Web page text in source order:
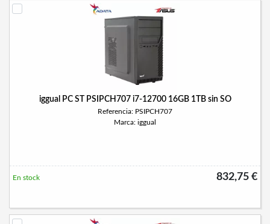
iggual PC ST PSIPCH707 i7-12700 16GB 1TB sin SO
Referencia: PSIPCH707
Marca: iggual
832,75 €
En stock